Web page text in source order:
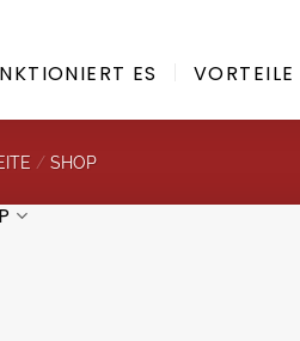
ES VORTEILE
/ SHOP